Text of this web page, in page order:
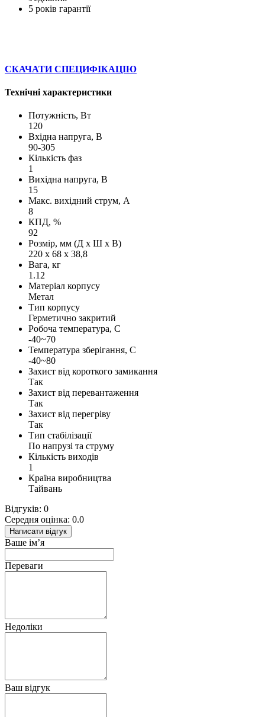
5 років гарантії
СКАЧАТИ СПЕЦИФІКАЦІЮ
Технічні характеристики
Потужність, Вт
120
Вхідна напруга, В
90-305
Кількість фаз
1
Вихідна напруга, В
15
Макс. вихідний струм, А
8
КПД, %
92
Розмір, мм (Д х Ш х В)
220 х 68 х 38,8
Вага, кг
1.12
Матеріал корпусу
Метал
Тип корпусу
Герметично закритий
Робоча температура, С
-40~70
Температура зберігання, С
-40~80
Захист від короткого замикання
Так
Захист від перевантаження
Так
Захист від перегріву
Так
Тип стабілізації
По напрузі та струму
Кількість виходів
1
Країна виробництва
Тайвань
Відгуків: 0
Середня оцінка: 0.0
Написати відгук
Ваше ім’я
Переваги
Недоліки
Ваш відгук